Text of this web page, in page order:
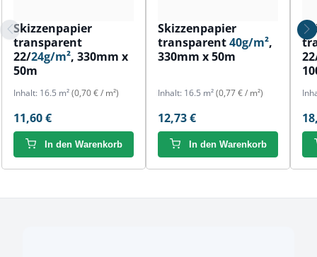
Skizzenpapier
transparent
22/24g/m², 330mm x
50m
Inhalt: 16.5 m²(0,70 € / m²)
11,60 €
In den Warenkorb
Skizzenpapier
transparent40g/m²,
330mm x 50m
Inhalt: 16.5 m²(0,77 € / m²)
12,73 €
In den Warenkorb